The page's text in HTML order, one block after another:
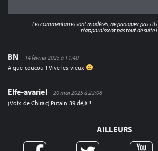
BN
14 février 2025 à 11:40
A que coucou ! Vive les vieux
Elfe-avariel
20 mai 2025 à 22:08
(Voix de Chirac) Putain 39 déjà !
Les commentaires sont modérés, ne paniquez pas s'ils
n'apparaissent pas tout de suite !
AILLEURS